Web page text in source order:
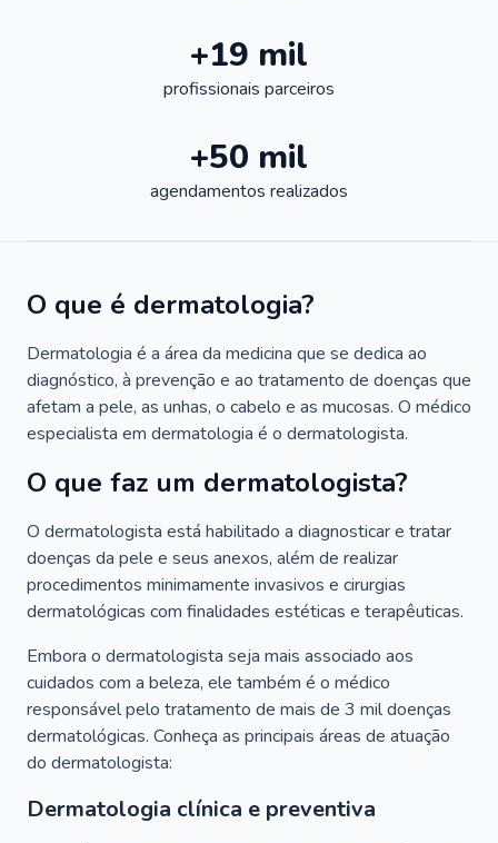
+19 mil
profissionais parceiros
+50 mil
agendamentos realizados
O que é dermatologia?
Dermatologia é a área da medicina que se dedica ao
diagnóstico, à prevenção e ao tratamento de doenças que
afetam a pele, as unhas, o cabelo e as mucosas. O médico
especialista em dermatologia é o dermatologista.
O que faz um dermatologista?
O dermatologista está habilitado a diagnosticar e tratar
doenças da pele e seus anexos, além de realizar
procedimentos minimamente invasivos e cirurgias
dermatológicas com finalidades estéticas e terapêuticas.
Embora o dermatologista seja mais associado aos
cuidados com a beleza, ele também é o médico
responsável pelo tratamento de mais de 3 mil doenças
dermatológicas. Conheça as principais áreas de atuação
do dermatologista:
Dermatologia clínica e preventiva